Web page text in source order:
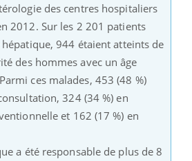
des centres hospitaliers
2012. Sur les 2 201 patients
944 étaient atteints de
des hommes avec un âge
ces malades, 453 (48 %)
324 (34 %) en
et 162 (17 %) en
a été responsable de plus de 8